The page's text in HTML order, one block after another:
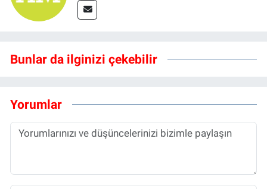
Bunlar da ilginizi çekebilir
Yorumlar